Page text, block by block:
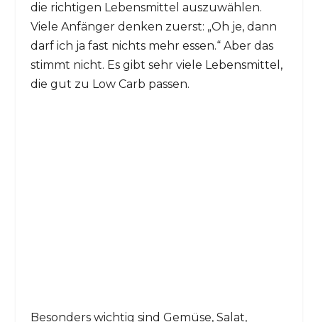
die richtigen Lebensmittel auszuwählen.
Viele Anfänger denken zuerst: „Oh je, dann
darf ich ja fast nichts mehr essen.“ Aber das
stimmt nicht. Es gibt sehr viele Lebensmittel,
die gut zu Low Carb passen.
Besonders wichtig sind Gemüse, Salat,